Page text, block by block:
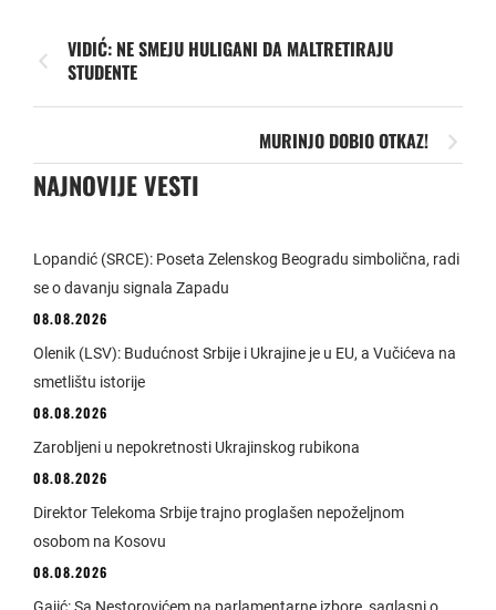
VIDIĆ: NE SMEJU HULIGANI DA MALTRETIRAJU
STUDENTE
MURINJO DOBIO OTKAZ!
NAJNOVIJE VESTI
Lopandić (SRCE): Poseta Zelenskog Beogradu simbolična, radi
se o davanju signala Zapadu
08.08.2026
Olenik (LSV): Budućnost Srbije i Ukrajine je u EU, a Vučićeva na
smetlištu istorije
08.08.2026
Zarobljeni u nepokretnosti Ukrajinskog rubikona
08.08.2026
Direktor Telekoma Srbije trajno proglašen nepoželjnom
osobom na Kosovu
08.08.2026